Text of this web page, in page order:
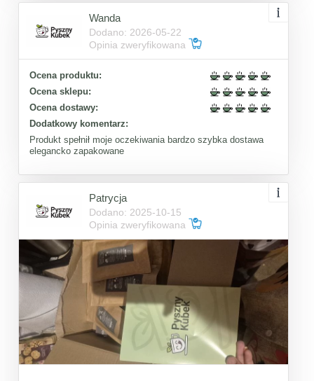
Wanda
Dodano: 2026-05-22
Opinia zweryfikowana
Ocena produktu:
Ocena sklepu:
Ocena dostawy:
Dodatkowy komentarz:
Produkt spełnił moje oczekiwania bardzo szybka dostawa
elegancko zapakowane
Patrycja
Dodano: 2025-10-15
Opinia zweryfikowana